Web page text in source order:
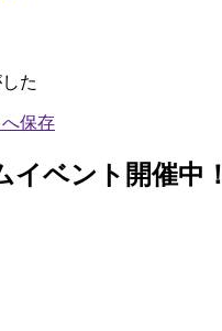
た
イベント開催中！